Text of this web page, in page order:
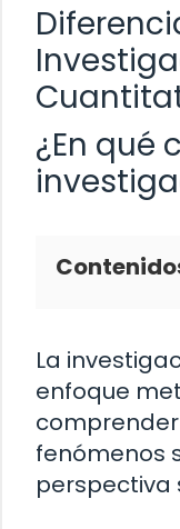
¿En qué
La
enfoque
fenómenos
perspectiva